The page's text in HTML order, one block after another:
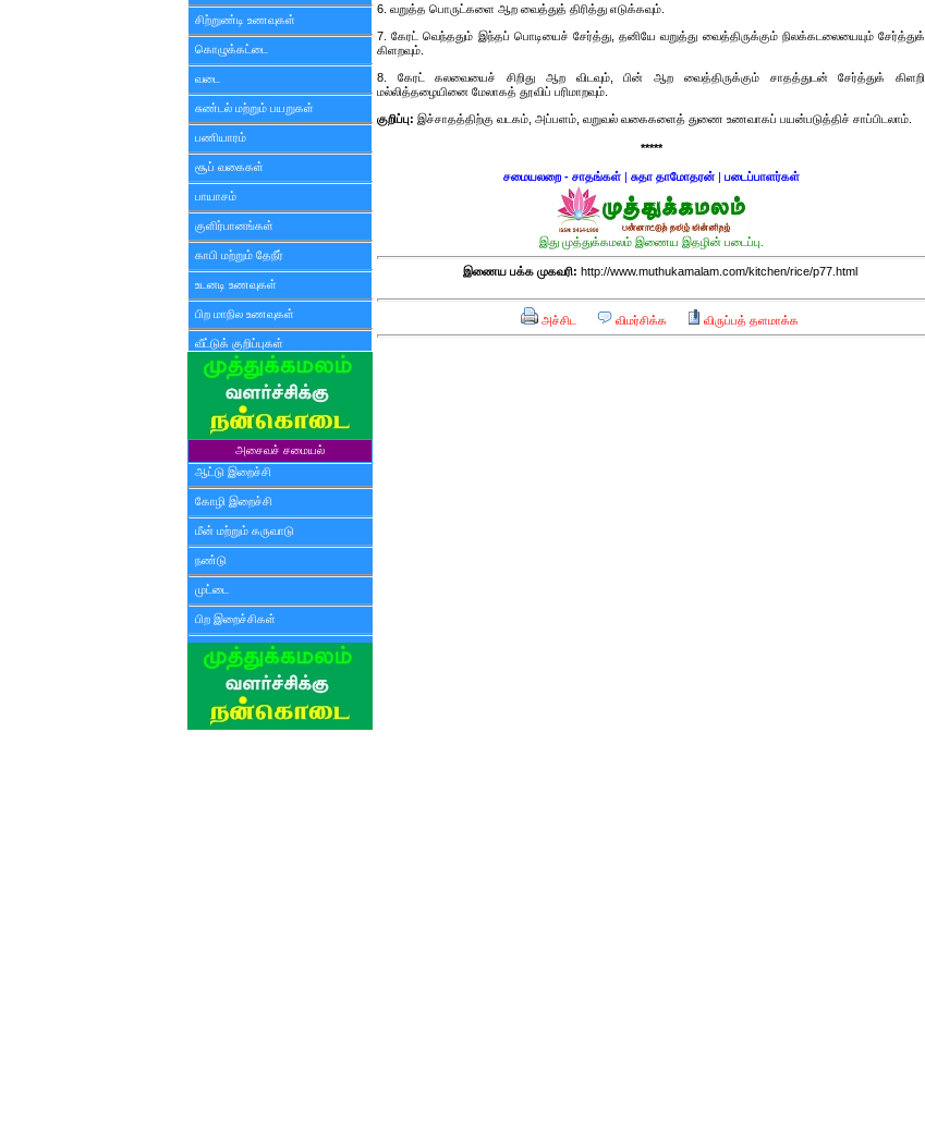
சிற்றுண்டி உணவுகள்
கொழுக்கட்டை
வடை
சுண்டல் மற்றும் பயறுகள்
பணியாரம்
சூப் வகைகள்
பாயாசம்
குளிர்பானங்கள்
காபி மற்றும் தேநீர்
உடனடி உணவுகள்
பிற மாநில உணவுகள்
வீட்டுக் குறிப்புகள்
அசைவச் சமையல்
ஆட்டு இறைச்சி
கோழி இறைச்சி
மீன் மற்றும் கருவாடு
நண்டு
முட்டை
பிற இறைச்சிகள்
6. வறுத்த பொருட்களை ஆற வைத்துத் திரித்து எடுக்கவும்.
7. கேரட் வெந்ததும் இந்தப் பொடியைச் சேர்த்து, தனியே வறுத்து வைத்திருக்கும் நிலக்கடலையையும் சேர்த்துக்
கிளறவும்.
8. கேரட் கலவையைச் சிறிது ஆற விடவும், பின் ஆற வைத்திருக்கும் சாதத்துடன் சேர்த்துக் கிளறி
மல்லித்தழையினை மேலாகத் தூவிப் பரிமாறவும்.
குறிப்பு: இச்சாதத்திற்கு வடகம், அப்பளம், வறுவல் வகைகளைத் துணை உணவாகப் பயன்படுத்திச் சாப்பிடலாம்.
*****
சமையலறை - சாதங்கள்| சுதா தாமோதரன்| படைப்பாளர்கள்
இது முத்துக்கமலம் இணைய இதழின் படைப்பு.
இணைய பக்க முகவரி: http://www.muthukamalam.com/kitchen/rice/p77.html
அச்சிட விமர்சிக்க விருப்பத் தளமாக்க